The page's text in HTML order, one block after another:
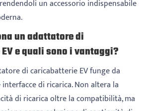
un accessorio indispensabile
un adattatore di
e quali sono i vantaggi?
di caricabatterie EV funge da
di ricarica. Non altera la
di ricarica oltre la compatibilità, ma